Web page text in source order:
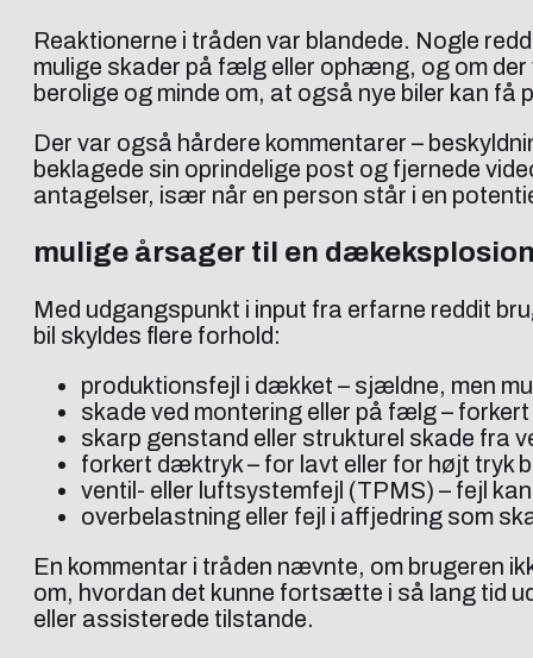
Reaktionerne i tråden var blandede. Nogle
mulige skader på fælg eller ophæng, og om
berolige og minde om, at også nye biler kan
Der var også hårdere kommentarer –
beklagede sin oprindelige post og fjernede
antagelser, især når en person står i en
mulige årsager til en
Med udgangspunkt i input fra erfarne reddit
bil skyldes flere forhold:
produktionsfejl i dækket – sjældne, men
skade ved montering eller på fælg –
skarp genstand eller strukturel skade fra
forkert dæktryk – for lavt eller for højt tryk
ventil- eller luftsystemfejl (TPMS) – fejl
overbelastning eller fejl i affjedring som
En kommentar i tråden nævnte, om brugeren
om, hvordan det kunne fortsætte i så lang tid
eller assisterede tilstande.